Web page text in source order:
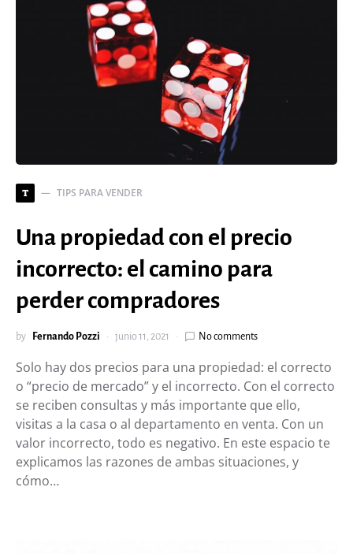
T TIPS PARA VENDER
Una propiedad con el precio
incorrecto: el camino para
perder compradores
by Fernando Pozzi junio 11, 2021 No comments
Solo hay dos precios para una propiedad: el correcto
o “precio de mercado” y el incorrecto. Con el correcto
se reciben consultas y más importante que ello,
visitas a la casa o al departamento en venta. Con un
valor incorrecto, todo es negativo. En este espacio te
explicamos las razones de ambas situaciones, y
cómo…